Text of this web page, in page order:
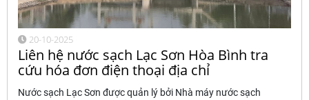
20-10-2025
Liên hệ nước sạch Lạc Sơn Hòa Bình tra
cứu hóa đơn điện thoại địa chỉ
Nước sạch Lạc Sơn được quản lý bởi Nhà máy nước sạch